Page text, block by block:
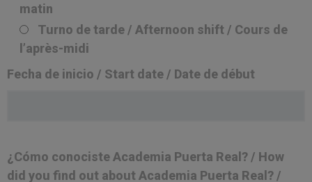
matin
Turno de tarde / Afternoon shift / Cours de
l’après-midi
Fecha de inicio / Start date / Date de début
¿Cómo conociste Academia Puerta Real? / How
did you find out about Academia Puerta Real? /